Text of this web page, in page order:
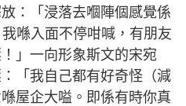
：「浸落去嗰陣個感覺係
喺入面不停咁喊，有朋友
」一向形象斯文的宋宛
「我自己都有好奇怪（減
屋企大嗌。即係有時你真